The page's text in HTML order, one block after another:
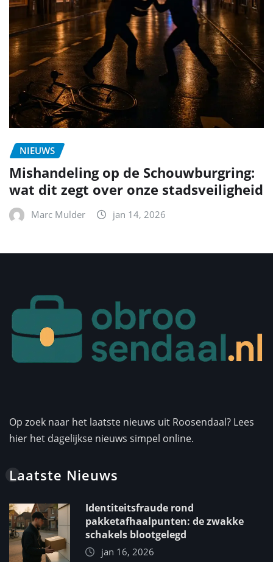
NIEUWS
Mishandeling op de Schouwburgring:
wat dit zegt over onze stadsveiligheid
Marc Mulder jan 14, 2026
Op zoek naar het laatste nieuws uit Roosendaal? Lees
hier het dagelijkse nieuws simpel online.
Laatste Nieuws
Identiteitsfraude rond
pakketafhaalpunten: de zwakke
schakels blootgelegd
jan 16, 2026